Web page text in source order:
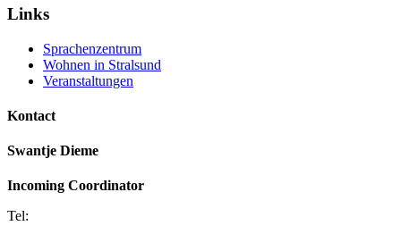
Links
Sprachenzentrum
Wohnen in Stralsund
Veranstaltungen
Kon­tact
Swantje Dieme
Incoming Coordinator
Tel: